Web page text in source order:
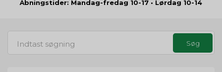
g
a
t
Åbningstider: Mandag-fredag 10-17 • Lørdag 10-14